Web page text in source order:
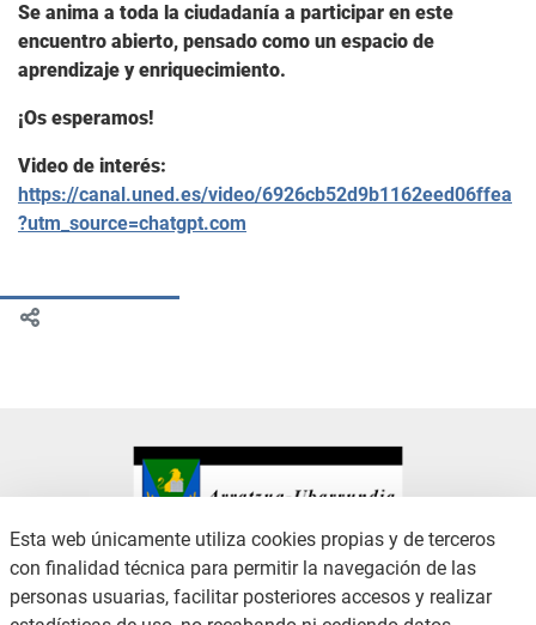
Se anima a toda la ciudadanía a participar en este
encuentro abierto, pensado como un espacio de
aprendizaje y enriquecimiento.
¡Os esperamos!
Video de interés:
https://canal.uned.es/video/6926cb52d9b1162eed06ffea
?utm_source=chatgpt.com
CONTACTO
AVISO LEGAL
CANAL DE DENUNCIAS
POLÍTICA DE PRIVACIDAD
Esta web únicamente utiliza cookies propias y de terceros
con finalidad técnica para permitir la navegación de las
personas usuarias, facilitar posteriores accesos y realizar